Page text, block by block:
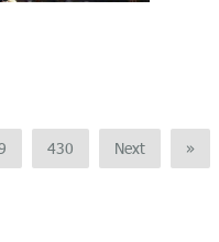
430 Next »